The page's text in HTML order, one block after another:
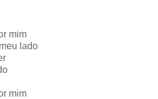
mim
lado
mim